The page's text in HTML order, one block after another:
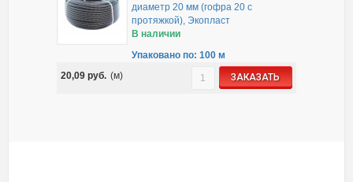
диаметр 20 мм (гофра 20 с
протяжкой), Экопласт
В наличии
Упаковано по: 100 м
20,09руб. (м) ЗАКАЗАТЬ